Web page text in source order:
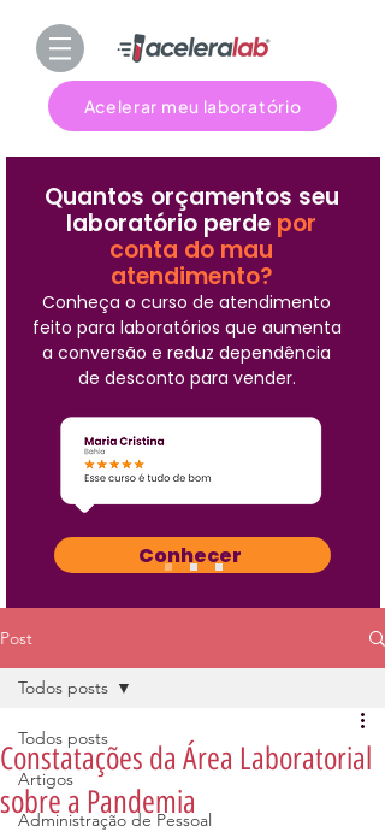
Acelerar meu laboratório
Quantos orçamentos seu
laboratório perde por
conta do mau
atendimento?
Conheça o curso de atendimento
feito para laboratórios que aumenta
a conversão e reduz dependência
de desconto para vender.
Conhecer
Post
Todos posts
Artigos
Administração de Pessoal
Todos posts
Constatações da Área Laboratorial
sobre a Pandemia